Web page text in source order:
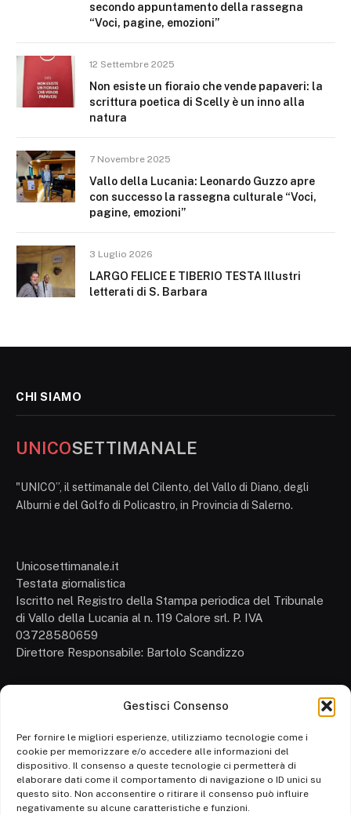
Gestisci Consenso
Per fornire le migliori esperienze, utilizziamo tecnologie come i
cookie per memorizzare e/o accedere alle informazioni del
dispositivo. Il consenso a queste tecnologie ci permetterà di
elaborare dati come il comportamento di navigazione o ID unici su
questo sito. Non acconsentire o ritirare il consenso può influire
negativamente su alcune caratteristiche e funzioni.
secondo appuntamento della rassegna
“Voci, pagine, emozioni”
12 Settembre 2025
Non esiste un fioraio che vende papaveri: la
scrittura poetica di Scelly è un inno alla
natura
7 Novembre 2025
Vallo della Lucania: Leonardo Guzzo apre
con successo la rassegna culturale “Voci,
pagine, emozioni”
3 Luglio 2026
LARGO FELICE E TIBERIO TESTA Illustri
letterati di S. Barbara
CHI SIAMO
UNICOSETTIMANALE
"UNICO”, il settimanale del Cilento, del Vallo di Diano, degli
Alburni e del Golfo di Policastro, in Provincia di Salerno.
Unicosettimanale.it
Testata giornalistica
Iscritto nel Registro della Stampa periodica del Tribunale
di Vallo della Lucania al n. 119 Calore srl. P. IVA
03728580659
Direttore Responsabile: Bartolo Scandizzo
Attualità
Politica
Ambiente